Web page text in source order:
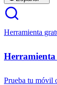
Herramienta
Prueba tu móvil